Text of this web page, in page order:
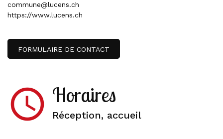
commune@lucens.ch
https://www.lucens.ch
FORMULAIRE DE CONTACT
access_time Horaires
Réception, accueil